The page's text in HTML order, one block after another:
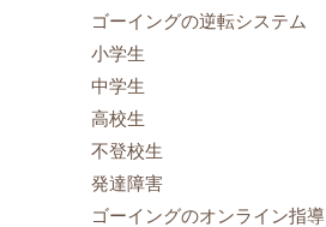
ゴーイングの逆転システム
小学生
中学生
高校生
不登校生
発達障害
ゴーイングのオンライン指導